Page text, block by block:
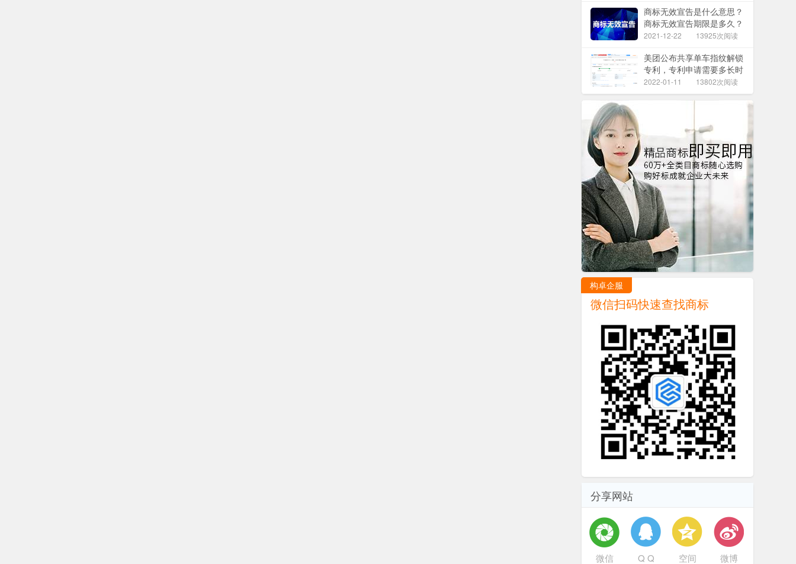
商标无效宣告是什么意思？
商标无效宣告期限是多久？
2021-12-22 13925次阅读
美团公布共享单车指纹解锁
专利，专利申请需要多长时
间？
2022-01-11 13802次阅读
构卓企服
微信扫码快速查找商标
分享网站
微信 Q Q 空间 微博